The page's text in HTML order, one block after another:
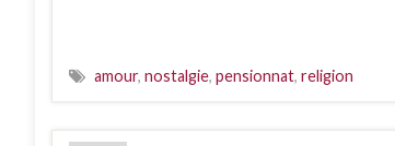
amour, nostalgie, pensionnat, religion